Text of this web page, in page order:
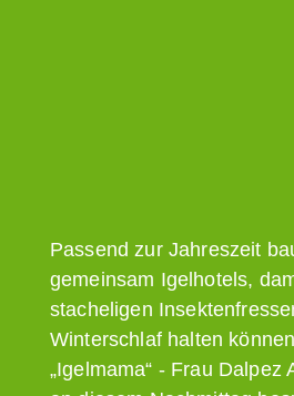
Passend zur Jahreszeit
gemeinsam Igelhotels,
stacheligen
Winterschlaf halten
„Igelmama“ - Frau Dalpez